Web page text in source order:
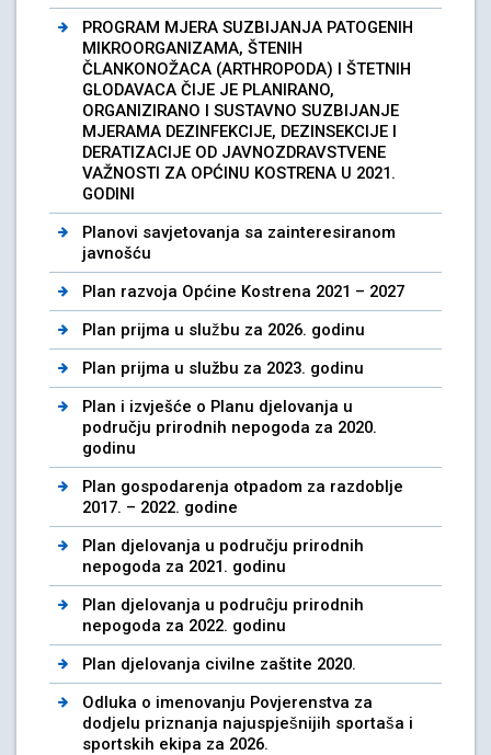
PROGRAM MJERA SUZBIJANJA PATOGENIH
MIKROORGANIZAMA, ŠTENIH
ČLANKONOŽACA (ARTHROPODA) I ŠTETNIH
GLODAVACA ČIJE JE PLANIRANO,
ORGANIZIRANO I SUSTAVNO SUZBIJANJE
MJERAMA DEZINFEKCIJE, DEZINSEKCIJE I
DERATIZACIJE OD JAVNOZDRAVSTVENE
VAŽNOSTI ZA OPĆINU KOSTRENA U 2021.
GODINI
Planovi savjetovanja sa zainteresiranom
javnošću
Plan razvoja Općine Kostrena 2021 – 2027
Plan prijma u službu za 2026. godinu
Plan prijma u službu za 2023. godinu
Plan i izvješće o Planu djelovanja u
području prirodnih nepogoda za 2020.
godinu
Plan gospodarenja otpadom za razdoblje
2017. – 2022. godine
Plan djelovanja u području prirodnih
nepogoda za 2021. godinu
Plan djelovanja u podruĉju prirodnih
nepogoda za 2022. godinu
Plan djelovanja civilne zaštite 2020.
Odluka o imenovanju Povjerenstva za
dodjelu priznanja najuspješnijih sportaša i
sportskih ekipa za 2026.